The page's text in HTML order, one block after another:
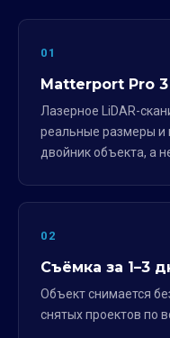
01
Matterport Pro 3
Лазерное LiDAR-
реальные размеры и
двойник объекта, а
02
Съёмка за 1–3
Объект снимается
снятых проектов по